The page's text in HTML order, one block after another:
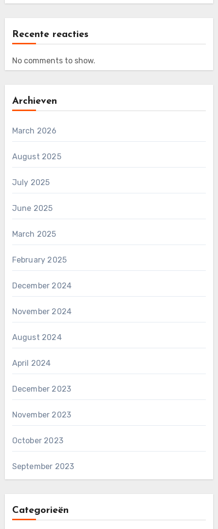
Recente reacties
No comments to show.
Archieven
March 2026
August 2025
July 2025
June 2025
March 2025
February 2025
December 2024
November 2024
August 2024
April 2024
December 2023
November 2023
October 2023
September 2023
Categorieën